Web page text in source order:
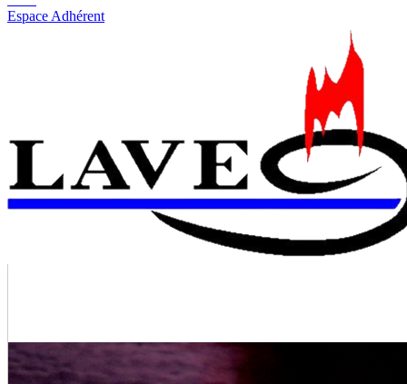
Espace Adhérent